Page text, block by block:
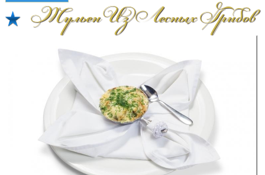
Жульен Из Лесных Грибов